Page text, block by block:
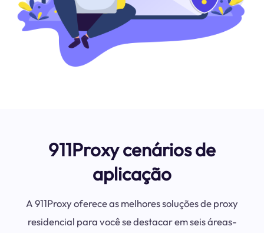
911Proxy cenários de
aplicação
A 911Proxy oferece as melhores soluções de proxy
residencial para você se destacar em seis áreas-